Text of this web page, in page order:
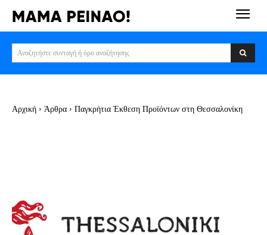
Αναζητήστε συνταγή ή όρο αναζήτησης
Αρχική Άρθρα Παγκρήτια Έκθεση Προϊόντων στη Θεσσαλονίκη